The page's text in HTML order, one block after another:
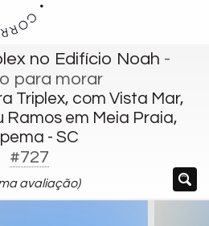
no Edifício Noah -
para morar
Triplex, com Vista Mar,
Ramos em Meia Praia,
- SC
#727
avaliação)